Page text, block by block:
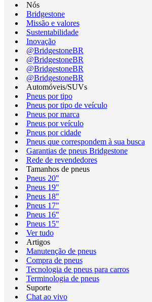
Nós
Bridgestone
Missão e valores
Sustentabilidade
Inovação
@BridgestoneBR
@BridgestoneBR
@BridgestoneBR
@BridgestoneBR
Automóveis/SUVs
Pneus por tipo
Pneus por tipo de veículo
Pneus por marca
Pneus por veículo
Pneus por cidade
Pneus que correspondem à sua busca
Garantias de pneus Bridgestone
Rede de revendedores
Tamanhos de pneus
Pneus 20"
Pneus 19"
Pneus 18"
Pneus 17"
Pneus 16"
Pneus 15"
Ver tudo
Artigos
Manutenção de pneus
Compra de pneus
Tecnologia de pneus para carros
Terminologia de pneus
Suporte
Chat ao vivo